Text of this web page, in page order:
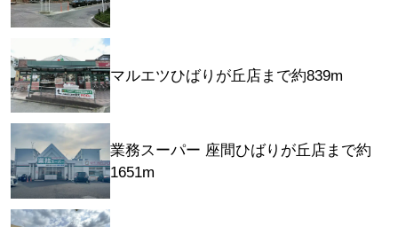
マルエツひばりが丘店まで約839m
業務スーパー 座間ひばりが丘店まで約
1651m